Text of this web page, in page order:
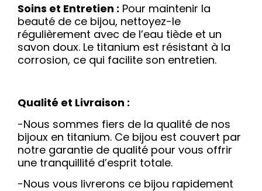
Soins et Entretien : Pour maintenir la
beauté de ce bijou, nettoyez-le
régulièrement avec de l’eau tiède et un
savon doux. Le titanium est résistant à la
corrosion, ce qui facilite son entretien.
Qualité et Livraison :
-Nous sommes fiers de la qualité de nos
bijoux en titanium. Ce bijou est couvert par
notre garantie de qualité pour vous offrir
une tranquillité d’esprit totale.
-Nous vous livrerons ce bijou rapidement